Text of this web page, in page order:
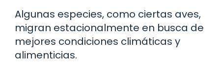
Algunas especies, como ciertas aves,
migran estacionalmente en busca de
mejores condiciones climáticas y
alimenticias.